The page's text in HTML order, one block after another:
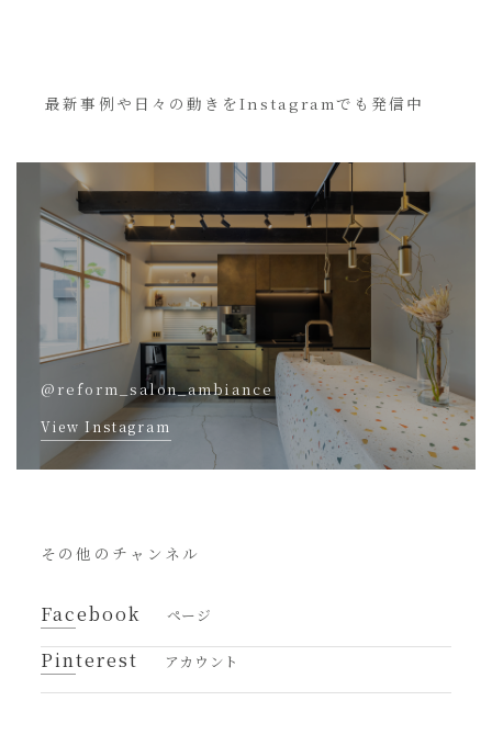
最新事例や日々の動きをInstagramでも発信中
@reform_salon_ambiance
View Instagram
その他のチャンネル
Facebook ページ
Pinterest アカウント